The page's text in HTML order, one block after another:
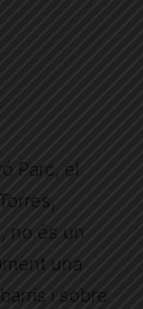
Parc, el
no és un
una
i sobre